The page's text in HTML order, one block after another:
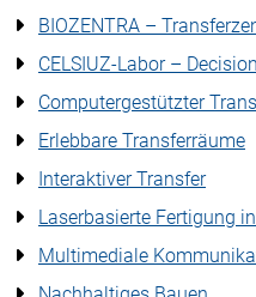
BIOZENTRA –
CELSIUZ-Labor –
Computergestützter
Erlebbare Transferräume
Interaktiver Transfer
Laserbasierte Fertigung
Multimediale